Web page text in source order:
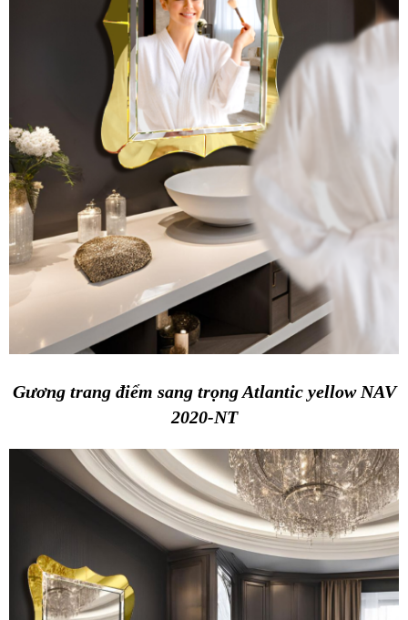
Gương trang điểm sang trọng Atlantic yellow NAV
2020-NT